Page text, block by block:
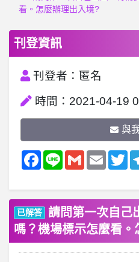
看。怎麼辦理出入境?
刊登資訊
刊登者：匿名
時間：2021-04-19
與
Facebook
Line GmailEmail
已解答
請問第一次自己
嗎？機場標示怎麼看。